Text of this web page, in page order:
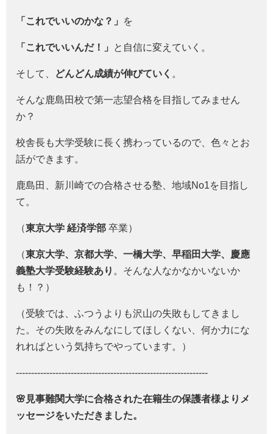
「これでいいのかな？」 を
「これでいいんだ！」 と自信に変えていく。
そして、 どんどん成績が伸びていく 。
そんな鹿島田校で第一志望合格を目指してみません
か？
校舎長も大学受験に長く携わっているので、色々とお
話ができます。
鹿島田、新川崎での合格させる塾、地域No1を目指し
て。
（東京大学 経済学部 卒業）
（東京大学、京都大学、一橋大学、早稲田大学、慶應
義塾大学受験経験あり 。そんな人なかなかいないか
も！？）
（受験では、ふつうよりも沢山の失敗もしてきまし
た。その失敗をみんなにしてほしくない、何か力にな
れればという気持ちでやっています。）
---------------------------------------------------------------
🌸見事難関大学に合格された在籍生の保護者様よりメ
ッセージをいただきました。